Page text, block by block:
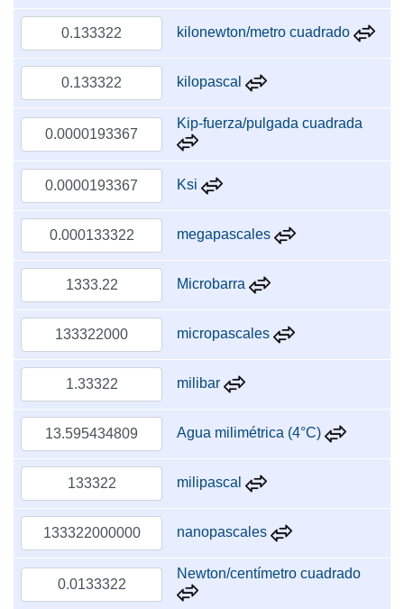
kilonewton/metro cuadrado
kilopascal
Kip-fuerza/pulgada cuadrada
Ksi
megapascales
Microbarra
micropascales
milibar
Agua milimétrica (4°C)
milipascal
nanopascales
Newton/centímetro cuadrado